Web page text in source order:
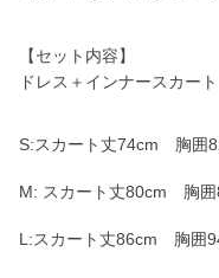
【セット内容】
ドレス＋インナースカート
S:スカート丈74cm 胸
M: スカート丈80cm 胸
L:スカート丈86cm 胸囲